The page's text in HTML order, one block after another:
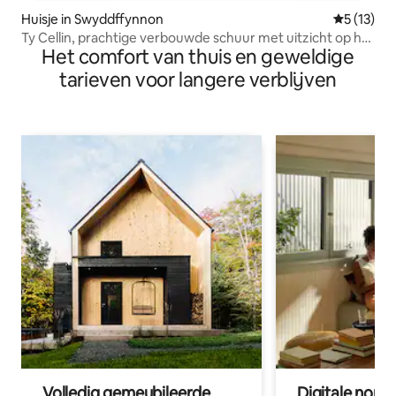
Huisje in Swyddffynnon
5 (13)
Ty Cellin, prachtige verbouwde schuur met uitzicht op het
meerHet comfort van thuis en geweldige
tarieven voor langere verblijven